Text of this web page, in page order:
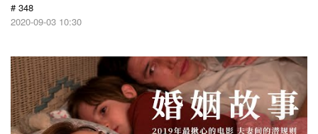
# 348
2020-09-03 10:30